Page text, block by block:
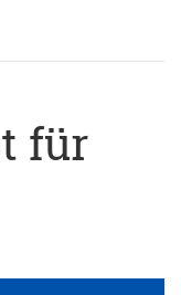
für